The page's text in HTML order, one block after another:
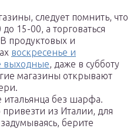
следует помнить, что
15-00, а торговаться
продуктовых и
воскресенье и
выходные, даже в субботу
магазины открывают
итальянца без шарфа.
привезти из Италии, для
берите